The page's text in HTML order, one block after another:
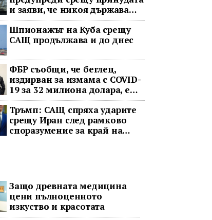
и заяви, че никоя държава
няма да доминира в Индо-
Тихоокеанския регион
Шпионажът на Куба срещу
САЩ продължава и до днес
ФБР съобщи, че беглец,
издирван за измама с COVID-
19 за 32 милиона долара, е
бил заловен в Ямайка и
върнат в САЩ
Тръмп: САЩ спряха ударите
срещу Иран след рамково
споразумение за край на
Защо древната медицина
цени пълноценното
изкуство и красотата